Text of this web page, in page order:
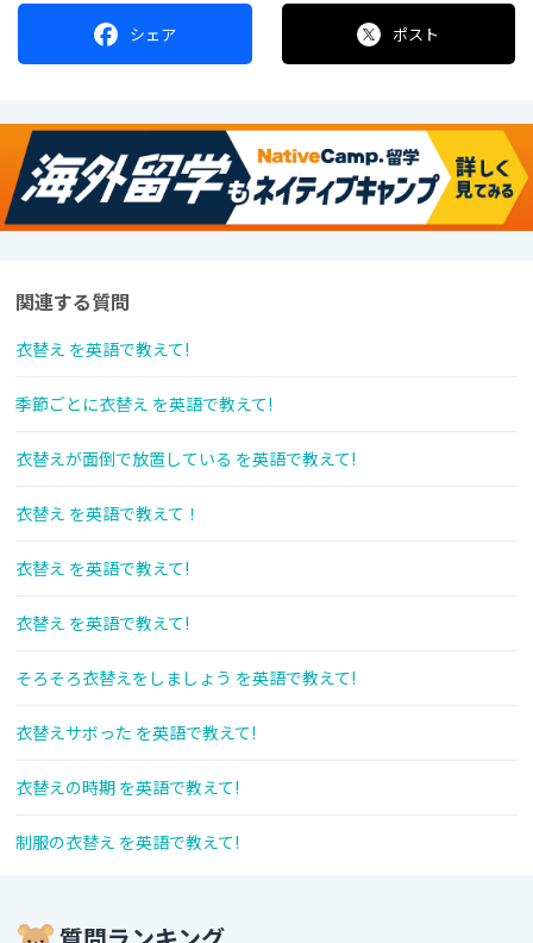
シェア ポスト
関連する質問
衣替え を英語で教えて!
季節ごとに衣替え を英語で教えて!
衣替えが面倒で放置している を英語で教えて!
衣替え を英語で教えて！
衣替え を英語で教えて!
衣替え を英語で教えて!
そろそろ衣替えをしましょう を英語で教えて!
衣替えサボった を英語で教えて!
衣替えの時期 を英語で教えて!
制服の衣替え を英語で教えて!